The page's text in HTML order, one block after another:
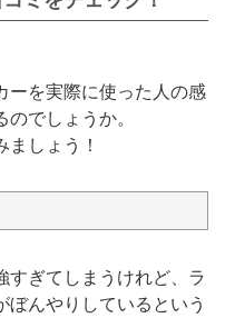
ーを実際に使った人の感
でしょうか。
しょう！
すぎてしまうけれど、ラ
んやりしているという